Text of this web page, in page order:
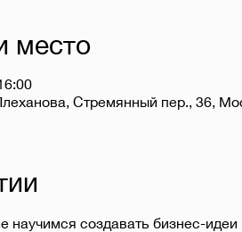
место
Стремянный пер., 36,
научимся создавать бизнес-